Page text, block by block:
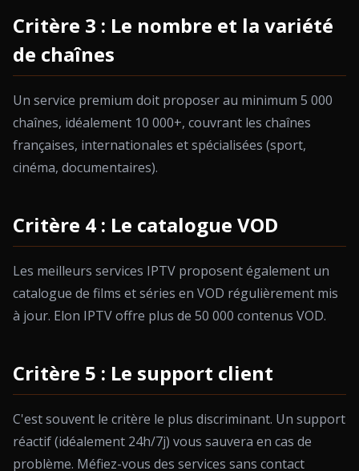
Critère 3 : Le nombre et la variété
de chaînes
Un service premium doit proposer au minimum 5 000
chaînes, idéalement 10 000+, couvrant les chaînes
françaises, internationales et spécialisées (sport,
cinéma, documentaires).
Critère 4 : Le catalogue VOD
Les meilleurs services IPTV proposent également un
catalogue de films et séries en VOD régulièrement mis
à jour. Elon IPTV offre plus de 50 000 contenus VOD.
Critère 5 : Le support client
C'est souvent le critère le plus discriminant. Un support
réactif (idéalement 24h/7j) vous sauvera en cas de
problème. Méfiez-vous des services sans contact